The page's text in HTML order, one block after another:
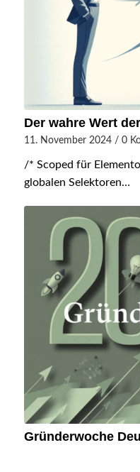
Der wahre Wert
11. November 2024 / 0
/* Scoped für
globalen Selektoren…
Gründerwoche